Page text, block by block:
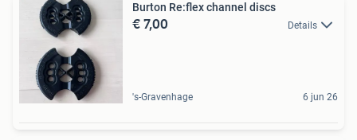
Burton Re:flex channel discs
€ 7,00 Details
's-Gravenhage 6 jun 26